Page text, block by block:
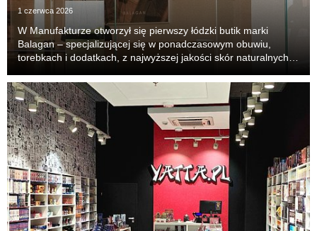
1 czerwca 2026
W Manufakturze otworzył się pierwszy łódzki butik marki
Balagan – specjalizującej się w ponadczasowym obuwiu,
torebkach i dodatkach, z najwyższej jakości skór naturalnych.
handlowej.